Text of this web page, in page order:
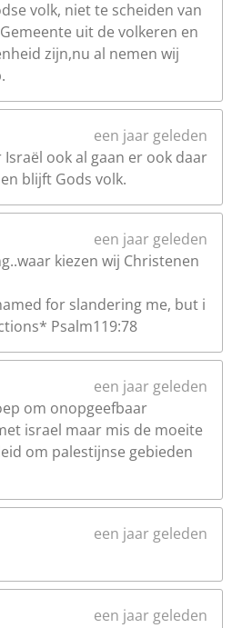
volk, niet te scheiden van
uit de volkeren en
zijn,nu al nemen wij
een jaar geleden
ook al gaan er ook daar
blijft Gods volk.
een jaar geleden
kiezen wij Christenen
for slandering me, but i
Psalm119:78
een jaar geleden
om onopgeefbaar
israel maar mis de moeite
om palestijnse gebieden
een jaar geleden
een jaar geleden